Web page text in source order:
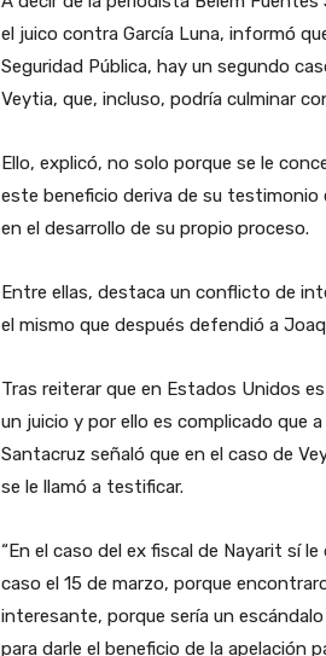
el juico contra García Luna, informó
Seguridad Pública, hay un segundo
Veytia, que, incluso, podría culminar
Ello, explicó, no solo porque se le
este beneficio deriva de su testimonio
en el desarrollo de su propio proceso.
Entre ellas, destaca un conflicto de
el mismo que después defendió a
Tras reiterar que en Estados Unidos
un juicio y por ello es complicado que
Santacruz señaló que en el caso de
se le llamó a testificar.
“En el caso del ex fiscal de Nayarit sí
caso el 15 de marzo, porque
interesante, porque sería un
para darle el beneficio de la apelación